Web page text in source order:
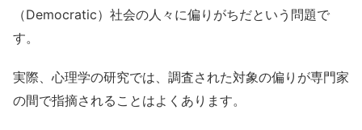
（Democratic）社会の人々に偏りがちだという問題で
す。
実際、心理学の研究では、調査された対象の偏りが専門家
の間で指摘されることはよくあります。